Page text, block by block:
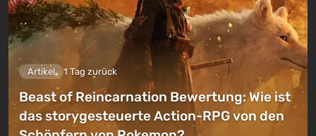
Artikel 1 Tag zurück
Beast of Reincarnation Bewertung: Wie ist
das storygesteuerte Action-RPG von den